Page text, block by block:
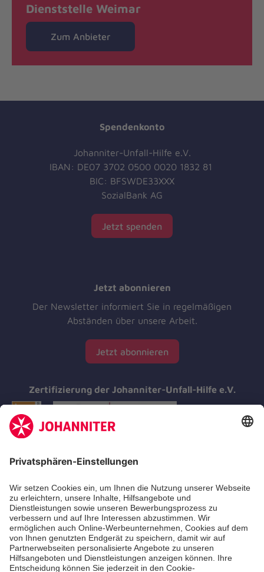
Dienststelle Weimar
Zum Anbieter
Spendenkonto
Johanniter-Unfall-Hilfe e.V.
IBAN: DE07 3702 0500 0020 1832 81
BIC: BFSWDE33XXX
SozialBank AG
Jetzt spenden
Jetzt abonnieren
Der Newsletter informiert Sie in regelmäßigen
Abständen über unsere Arbeit.
Jetzt abonnieren
Zertifizierung der Johanniter-Unfall-Hilfe e.V.
Aus- & Fortbildungen
Erste-Hilfe-Kurse
Jobs & Ehrenamt